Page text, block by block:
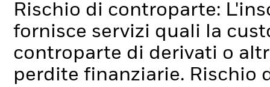
Rischio di controparte:
fornisce servizi quali la
controparte di derivati o
perdite finanziarie. Rischio